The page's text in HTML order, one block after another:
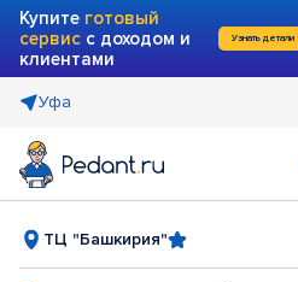
Купите готовый
сервис с доходом и
клиентами
Узнать детали
Уфа
ТЦ "Башкирия"